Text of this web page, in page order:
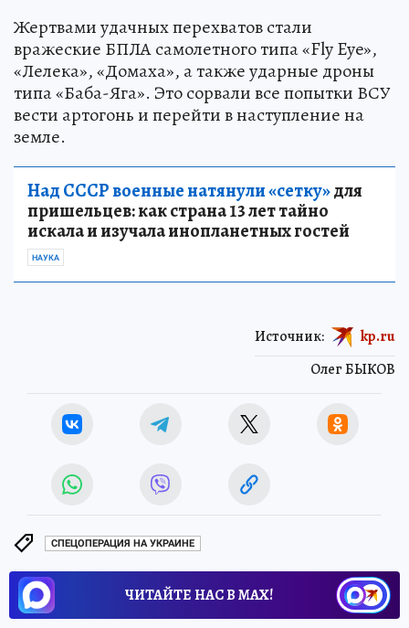
Жертвами удачных перехватов стали
вражеские БПЛА самолетного типа «Fly Eye»,
«Лелека», «Домаха», а также ударные дроны
типа «Баба-Яга». Это сорвали все попытки ВСУ
вести артогонь и перейти в наступление на
земле.
Над СССР военные натянули «сетку»для
пришельцев: как страна 13 лет тайно
искала и изучала инопланетных гостей
НАУКА
Олег БЫКОВ
Источник: kp.ru
СПЕЦОПЕРАЦИЯ НА УКРАИНЕ
ЧИТАЙТЕ НАС В МАХ!